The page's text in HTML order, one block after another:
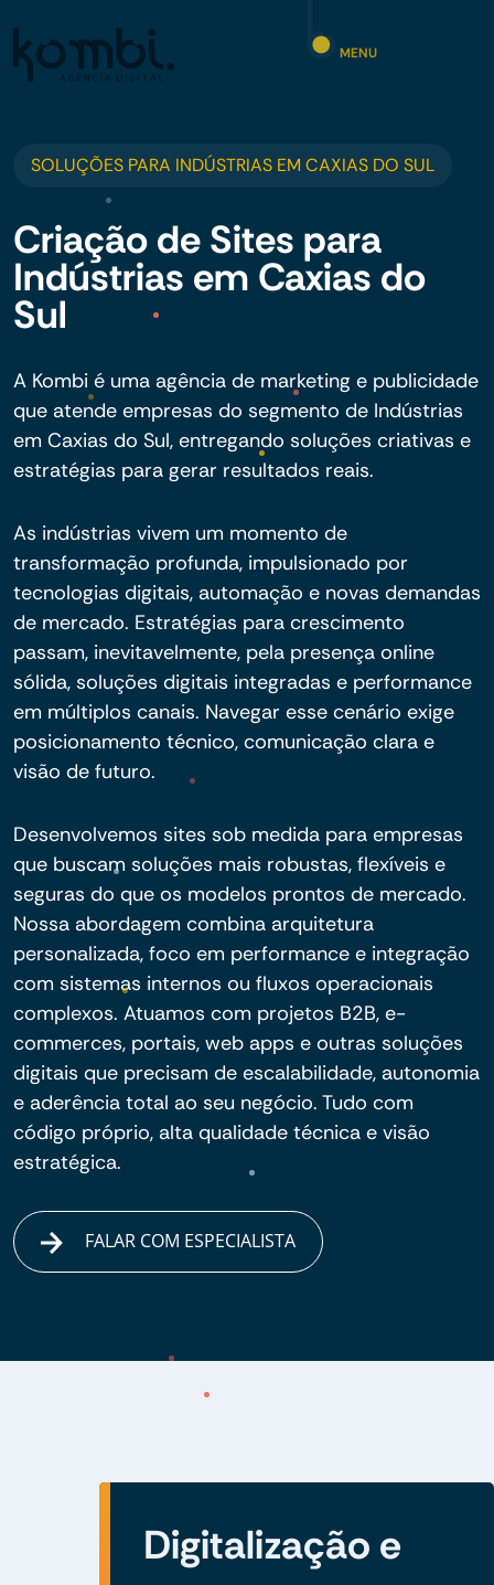
MENU
SOLUÇÕES PARA INDÚSTRIAS EM CAXIAS DO SUL
Criação de Sites para
Indústrias em Caxias do
Sul
A Kombi é uma agência de marketing e publicidade
que atende empresas do segmento de Indústrias
em Caxias do Sul, entregando soluções criativas e
estratégias para gerar resultados reais.
As indústrias vivem um momento de
transformação profunda, impulsionado por
tecnologias digitais, automação e novas demandas
de mercado. Estratégias para crescimento
passam, inevitavelmente, pela presença online
sólida, soluções digitais integradas e performance
em múltiplos canais. Navegar esse cenário exige
posicionamento técnico, comunicação clara e
visão de futuro.
Desenvolvemos sites sob medida para empresas
que buscam soluções mais robustas, flexíveis e
seguras do que os modelos prontos de mercado.
Nossa abordagem combina arquitetura
personalizada, foco em performance e integração
com sistemas internos ou fluxos operacionais
complexos. Atuamos com projetos B2B, e-
commerces, portais, web apps e outras soluções
digitais que precisam de escalabilidade, autonomia
e aderência total ao seu negócio. Tudo com
código próprio, alta qualidade técnica e visão
estratégica.
FALAR COM ESPECIALISTA
Digitalização e